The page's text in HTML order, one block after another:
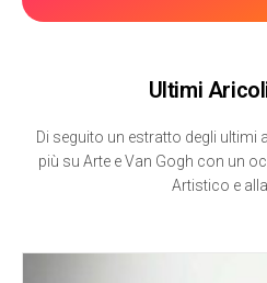
Ultimi
Di seguito un estratto degli ultimi
più su Arte e Van Gogh con un
Artistico e